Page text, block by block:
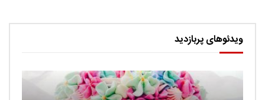
ویدئوهای پربازدید